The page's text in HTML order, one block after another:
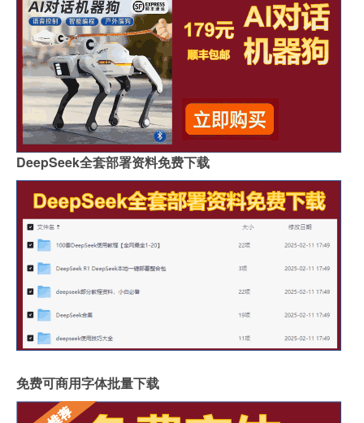
DeepSeek全套部署资料免费下载
免费可商用字体批量下载